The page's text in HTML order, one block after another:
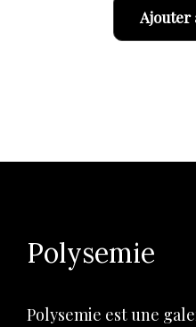
Ajouter
Polysemie
Polysemie est une